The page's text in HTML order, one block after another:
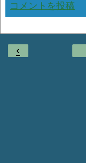
コメントを投稿
‹